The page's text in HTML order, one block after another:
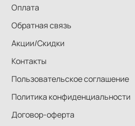
Оплата
Обратная связь
Акции/Скидки
Контакты
Пользовательское соглашение
Политика конфиденциальности
Договор-оферта